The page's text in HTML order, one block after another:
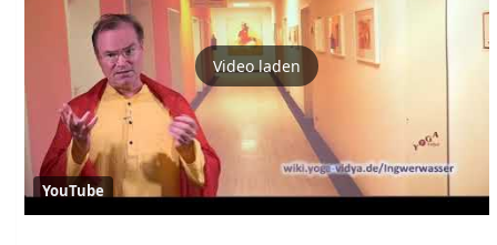
Video laden
YouTube